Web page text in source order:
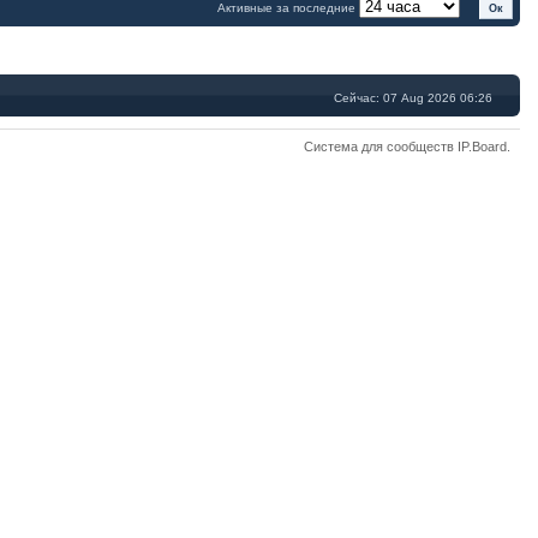
Активные за последние
Сейчас: 07 Aug 2026 06:26
Система для сообществ IP.Board